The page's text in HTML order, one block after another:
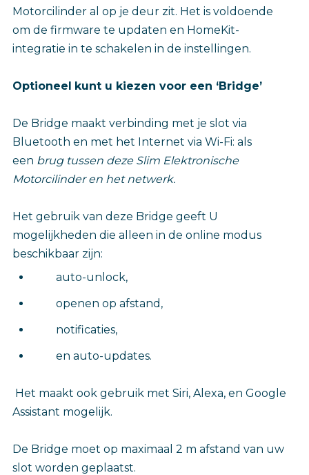
Motorcilinder al op je deur zit. Het is voldoende
om de firmware te updaten en HomeKit-
integratie in te schakelen in de instellingen.
Optioneel kunt u kiezen voor een ‘Bridge’
De Bridge maakt verbinding met je slot via
Bluetooth en met het Internet via Wi-Fi: als
een brug tussen deze Slim Elektronische
Motorcilinder en het netwerk.
Het gebruik van deze Bridge geeft U
mogelijkheden die alleen in de online modus
beschikbaar zijn:
auto-unlock,
openen op afstand,
notificaties,
en auto-updates.
Het maakt ook gebruik met Siri, Alexa, en Google
Assistant mogelijk.
De Bridge moet op maximaal 2 m afstand van uw
slot worden geplaatst.